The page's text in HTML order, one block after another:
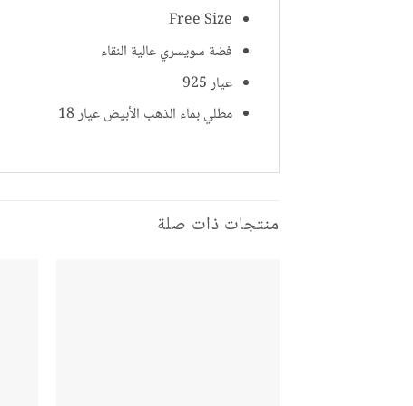
Free Size
فضة سويسري عالية النقاء
عيار 925
مطلي بماء الذهب الأبيض عيار 18
منتجات ذات صلة